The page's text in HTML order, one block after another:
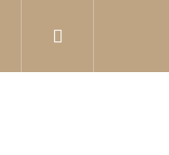
podmínky
Přihlášení